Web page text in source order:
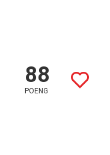
88
POENG